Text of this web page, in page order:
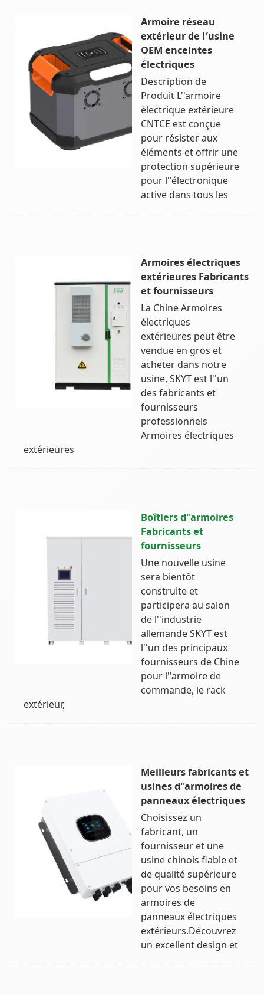
Armoire réseau
extérieur de l′usine
OEM enceintes
électriques
Description de
Produit L''armoire
électrique extérieure
CNTCE est conçue
pour résister aux
éléments et offrir une
protection supérieure
pour l''électronique
active dans tous les
Armoires électriques
extérieures Fabricants
et fournisseurs
La Chine Armoires
électriques
extérieures peut être
vendue en gros et
acheter dans notre
usine, SKYT est l''un
des fabricants et
fournisseurs
professionnels
Armoires électriques
extérieures
Boîtiers d''armoires
Fabricants et
fournisseurs
Une nouvelle usine
sera bientôt
construite et
participera au salon
de l''industrie
allemande SKYT est
l''un des principaux
fournisseurs de Chine
pour l''armoire de
commande, le rack
extérieur,
Meilleurs fabricants et
usines d''armoires de
panneaux électriques
Choisissez un
fabricant, un
fournisseur et une
usine chinois fiable et
de qualité supérieure
pour vos besoins en
armoires de
panneaux électriques
extérieurs.Découvrez
un excellent design et